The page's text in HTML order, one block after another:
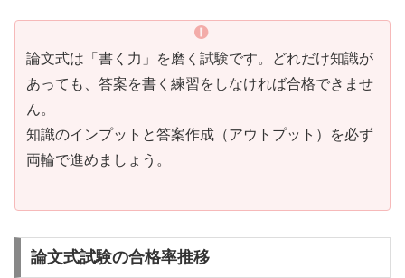
論文式は「書く力」を磨く試験です。どれだけ知識が
あっても、答案を書く練習をしなければ合格できませ
ん。
知識のインプットと答案作成（アウトプット）を必ず
両輪で進めましょう。
論文式試験の合格率推移